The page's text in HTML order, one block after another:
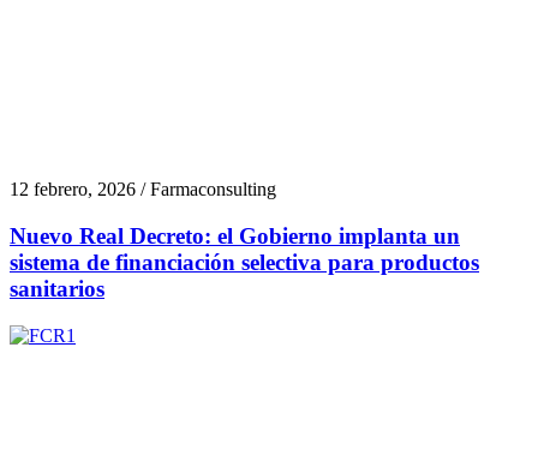
12 febrero, 2026 / Farmaconsulting
Nuevo Real Decreto: el Gobierno implanta un
sistema de financiación selectiva para productos
sanitarios